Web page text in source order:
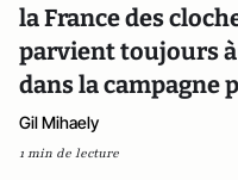
la France des
parvient toujours
dans la campagne
Gil Mihaely
1 min de lecture